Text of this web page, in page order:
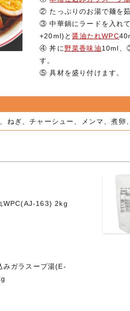
② たっぷりのお湯で麺を茹
③ 中華鍋にラードを入れ
+20ml)と醤油たれWPC
④ 丼に 野菜香味油10ml、
す。
⑤ 具材を盛り付けます。
ねぎ、チャーシュー、メンマ、煮卵
WPC(AJ-163) 2kg
みガラスープ湯(E-